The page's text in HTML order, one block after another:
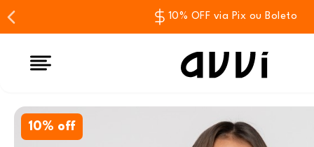
10% OFF via Pix ou Boleto
10% off